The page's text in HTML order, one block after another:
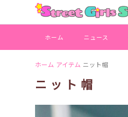
ホーム ニュース
ホーム アイテム ニット帽
ニット帽